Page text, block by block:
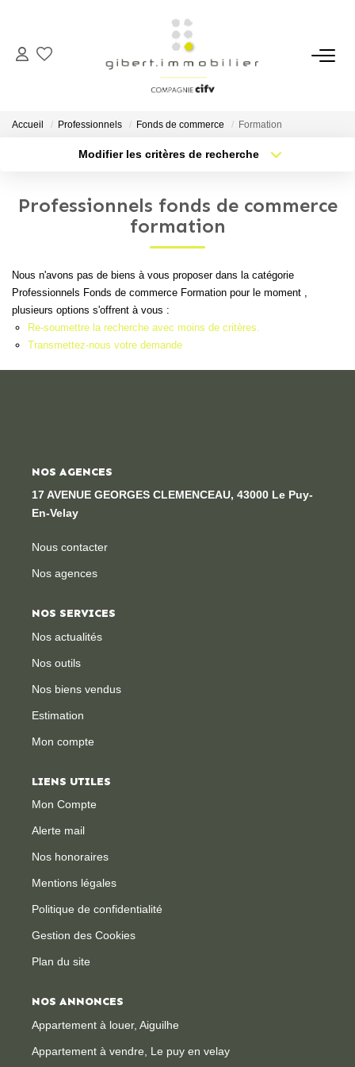
ACHETER
Maisons
Parkings
Immeubles
Terrains
LOUER
Appartements
Locaux Professionnels
Accueil Professionnels Fonds de commerce Formation
Modifier les critères de recherche
Type de bien
Nb pièces min.
Créer une alerte
Professionnels fonds de commerce
formation
Nous n'avons pas de biens à vous proposer dans la catégorie
Professionnels Fonds de commerce Formation pour le moment ,
plusieurs options s'offrent à vous :
Re-soumettre la recherche avec moins de critères.
Transmettez-nous votre demande
NOS AGENCES
17 AVENUE GEORGES CLEMENCEAU, 43000 Le Puy-
En-Velay
Nous contacter
Nos agences
NOS SERVICES
Nos actualités
Nos outils
Nos biens vendus
Estimation
Mon compte
LIENS UTILES
Mon Compte
Alerte mail
Nos honoraires
Mentions légales
Politique de confidentialité
Gestion des Cookies
Plan du site
NOS ANNONCES
Appartement à louer, Aiguilhe
Appartement à vendre, Le puy en velay